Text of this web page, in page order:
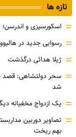
تازه ها
= اسکورسیزی و اندرسن؛
= رسوایی جدید در
= ژیلا هدائی درگذشت
= سحر دولتشاهی: قصد
شد
= یک ازدواج مخفیانه
= تصاویر دوربین
بهم ریخت